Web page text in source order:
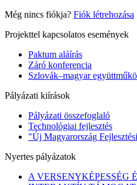
Még nincs fiókja? Fiók létrehozása
Projekttel kapcsolatos események
Paktum aláírás
Záró konferencia
Szlovák–magyar
Pályázati kiírások
Pályázati összefoglaló
Technológiai fejlesztés
"Új Magyarország
Nyertes pályázatok
A VERSENYKÉPESSÉG